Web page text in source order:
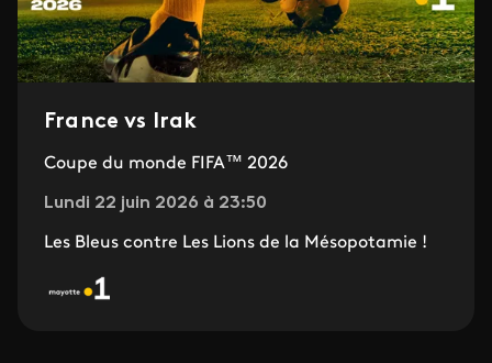
France vs Irak
Coupe du monde FIFA™ 2026
Lundi 22 juin 2026 à 23:50
Les Bleus contre Les Lions de la Mésopotamie !